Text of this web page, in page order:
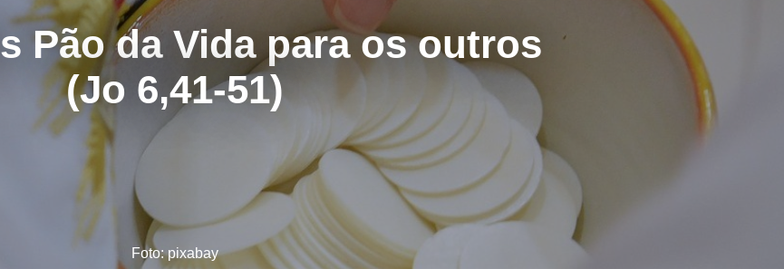
Pão da Vida para os outros
(Jo 6,41-51)
Foto: pixabay